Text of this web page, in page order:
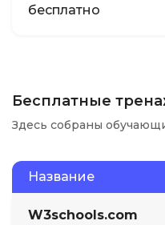
бесплатно
Бесплатные
Здесь собраны
Название
W3schools.com